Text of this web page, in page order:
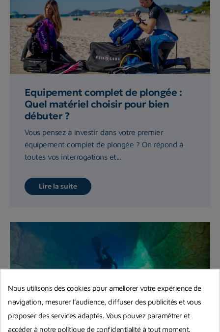
Equipement complet de plongée :
Quel matériel choisir pour bien
débuter ?
Vous pensez à investir dans votre premier
équipement complet de plongée ? On répond à
toutes vos interrogations et...
Lire la suite
Nous utilisons des cookies pour améliorer votre expérience de
navigation, mesurer l’audience, diffuser des publicités et vous
proposer des services adaptés. Vous pouvez paramétrer et
accéder à notre politique de confidentialité à tout moment.